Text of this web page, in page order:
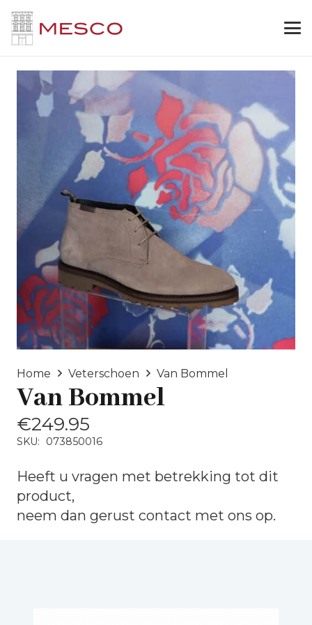
Home Veterschoen Van Bommel
Van Bommel
€249.95
SKU: 073850016
Heeft u vragen met betrekking tot dit
product,
neem dan gerust contact met ons op.